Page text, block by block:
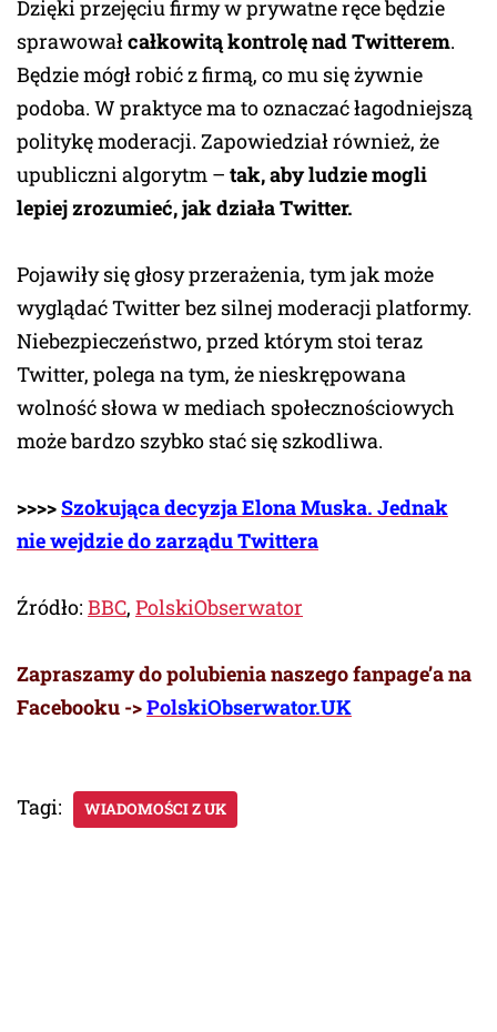
Dzięki przejęciu firmy w prywatne ręce będzie
sprawował całkowitą kontrolę nad Twitterem.
Będzie mógł robić z firmą, co mu się żywnie
podoba. W praktyce ma to oznaczać łagodniejszą
politykę moderacji. Zapowiedział również, że
upubliczni algorytm – tak, aby ludzie mogli
lepiej zrozumieć, jak działa Twitter.
Pojawiły się głosy przerażenia, tym jak może
wyglądać Twitter bez silnej moderacji platformy.
Niebezpieczeństwo, przed którym stoi teraz
Twitter, polega na tym, że nieskrępowana
wolność słowa w mediach społecznościowych
może bardzo szybko stać się szkodliwa.
>>>>Szokująca decyzja Elona Muska. Jednak
nie wejdzie do zarządu Twittera
Źródło: BBC, PolskiObserwator
Zapraszamy do polubienia naszego fanpage’a na
Facebooku ->PolskiObserwator.UK
Tagi: WIADOMOŚCI Z UK